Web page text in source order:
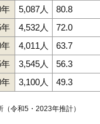
5,087人
80.8
4,532人
72.0
4,011人
63.7
3,545人
56.3
3,100人 49.3
（令和5・2023年推計）